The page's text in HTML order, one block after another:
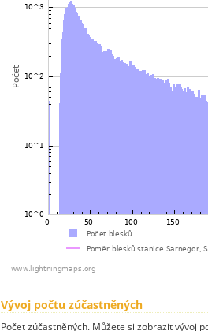
Vývoj počtu zúčastněných
Počet zúčastněných. Můžete si zobrazit vývoj